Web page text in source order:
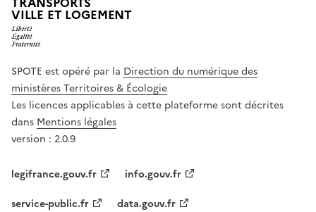
VILLE ET LOGEMENT
SPOTE est opéré par la Direction du numérique des
ministères Territoires & Écologie
Les licences applicables à cette plateforme sont décrites
dans Mentions légales
version : 2.0.9
legifrance.gouv.fr
info.gouv.fr
service-public.fr
data.gouv.fr